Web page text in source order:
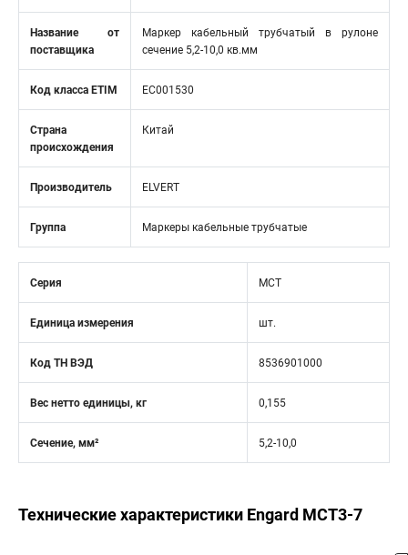
Название от
поставщика
Маркер кабельный трубчатый в рулоне
сечение 5,2-10,0 кв.мм
Код класса ETIM EC001530
Страна
происхождения
Китай
Производитель ELVERT
Группа Маркеры кабельные трубчатые
Серия MCT
Единица измерения шт.
Код ТН ВЭД 8536901000
Вес нетто единицы, кг 0,155
Сечение, мм² 5,2-10,0
Технические характеристики Engard MCT3-7